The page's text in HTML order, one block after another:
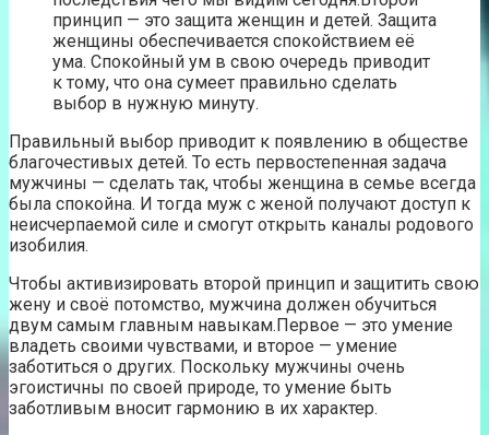
принцип — это защита женщин и детей. Защита
женщины обеспечивается спокойствием её
ума. Спокойный ум в свою очередь приводит
к тому, что она сумеет правильно сделать
выбор в нужную минуту.
Правильный выбор приводит к появлению в обществе
благочестивых детей. То есть первостепенная задача
мужчины — сделать так, чтобы женщина в семье всегда
была спокойна. И тогда муж с женой получают доступ к
неисчерпаемой силе и смогут открыть каналы родового
изобилия.
Чтобы активизировать второй принцип и защитить свою
жену и своё потомство, мужчина должен обучиться
двум самым главным навыкам.Первое — это умение
владеть своими чувствами, и второе — умение
заботиться о других. Поскольку мужчины очень
эгоистичны по своей природе, то умение быть
заботливым вносит гармонию в их характер.